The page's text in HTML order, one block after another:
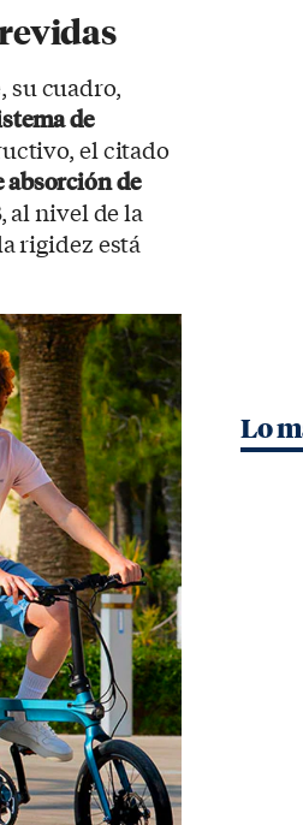
su cuadro,
de
el citado
absorción de
al nivel de la
rigidez está
Lo